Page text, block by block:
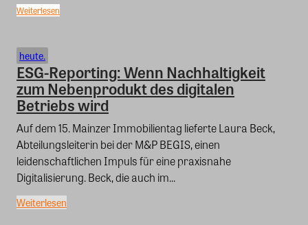
Weiterlesen
heute.
ESG-Reporting: Wenn Nachhaltigkeit
zum Nebenprodukt des digitalen
Betriebs wird
Auf dem 15. Mainzer Immobilientag lieferte Laura Beck,
Abteilungsleiterin bei der M&P BEGIS, einen
leidenschaftlichen Impuls für eine praxisnahe
Digitalisierung. Beck, die auch im...
Weiterlesen